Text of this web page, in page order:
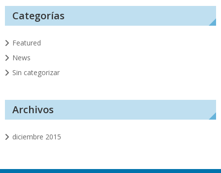
Categorías
Featured
News
Sin categorizar
Archivos
diciembre 2015